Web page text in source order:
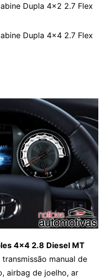
Dupla 4×2 2.7 Flex
Dupla 4×4 2.7 Flex
4×4 2.8 Diesel MT
manual de
airbag de joelho, ar